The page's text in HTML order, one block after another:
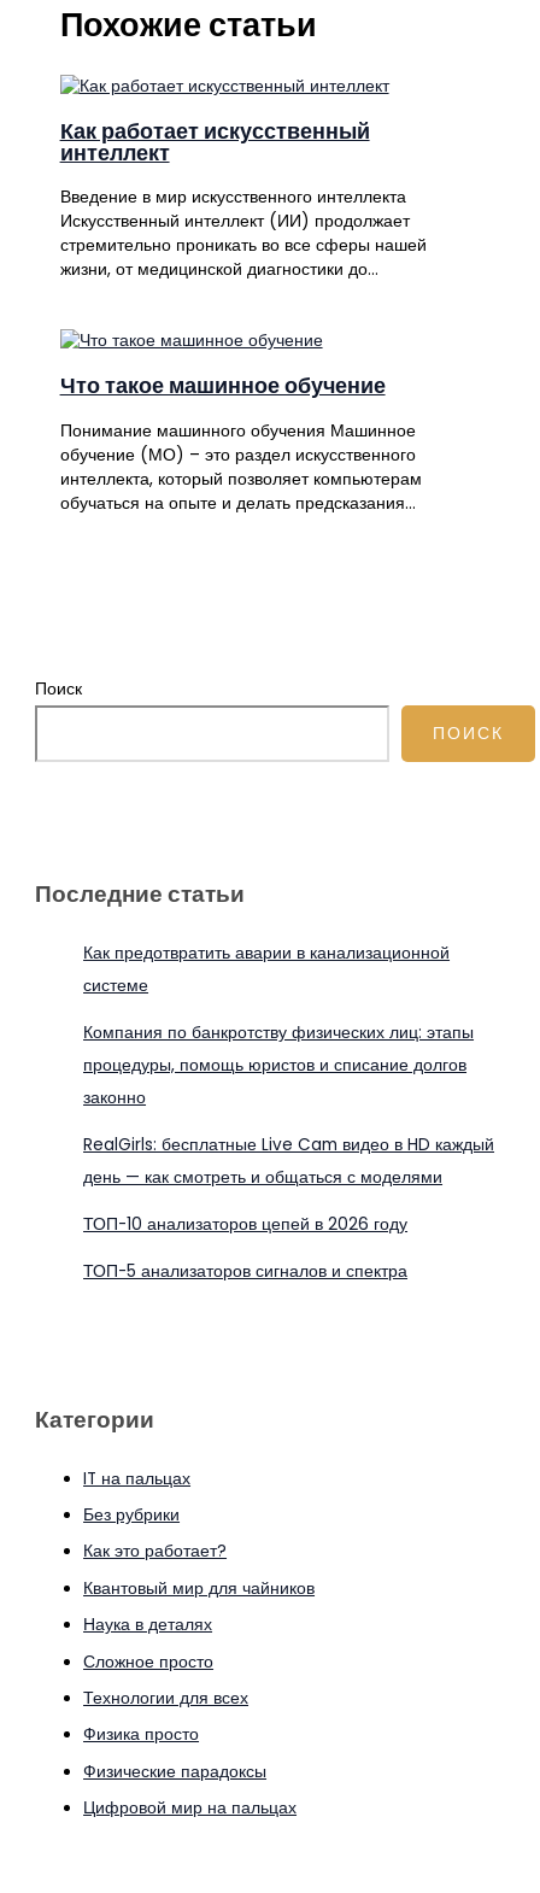
Похожие статьи
Как работает искусственный
интеллект
Введение в мир искусственного интеллекта
Искусственный интеллект (ИИ) продолжает
стремительно проникать во все сферы нашей
жизни, от медицинской диагностики до…
Что такое машинное обучение
Понимание машинного обучения Машинное
обучение (МО) – это раздел искусственного
интеллекта, который позволяет компьютерам
обучаться на опыте и делать предсказания…
Поиск
ПОИСК
Последние статьи
Как предотвратить аварии в канализационной
системе
Компания по банкротству физических лиц: этапы
процедуры, помощь юристов и списание долгов
законно
RealGirls: бесплатные Live Cam видео в HD каждый
день — как смотреть и общаться с моделями
ТОП-10 анализаторов цепей в 2026 году
ТОП-5 анализаторов сигналов и спектра
Категории
IT на пальцах
Без рубрики
Как это работает?
Квантовый мир для чайников
Наука в деталях
Сложное просто
Технологии для всех
Физика просто
Физические парадоксы
Цифровой мир на пальцах